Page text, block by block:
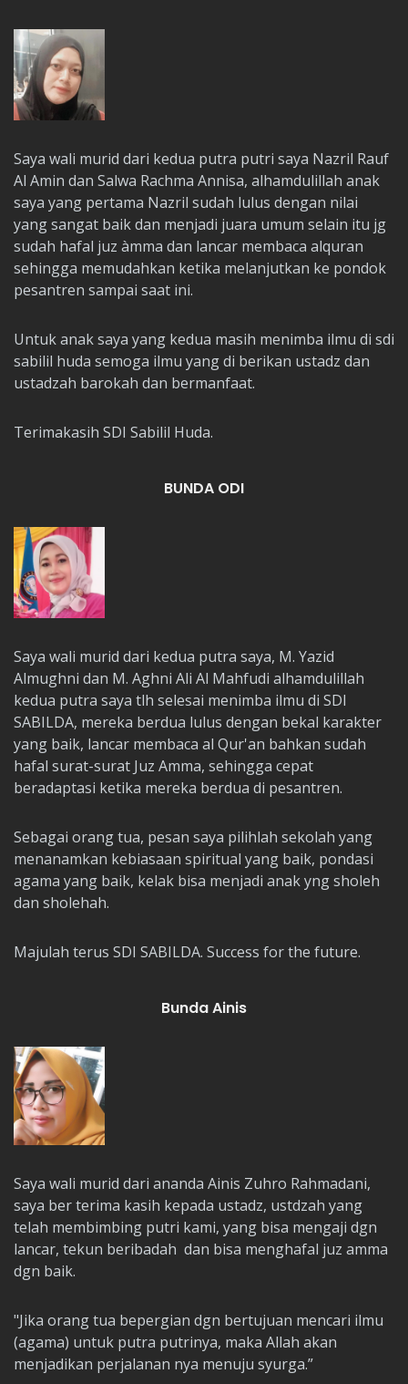
Saya wali murid dari kedua putra putri saya Nazril Rauf
Al Amin dan Salwa Rachma Annisa, alhamdulillah anak
saya yang pertama Nazril sudah lulus dengan nilai
yang sangat baik dan menjadi juara umum selain itu jg
sudah hafal juz àmma dan lancar membaca alquran
sehingga memudahkan ketika melanjutkan ke pondok
pesantren sampai saat ini.
Untuk anak saya yang kedua masih menimba ilmu di sdi
sabilil huda semoga ilmu yang di berikan ustadz dan
ustadzah barokah dan bermanfaat.
Terimakasih SDI Sabilil Huda.
BUNDA ODI
Saya wali murid dari kedua putra saya, M. Yazid
Almughni dan M. Aghni Ali Al Mahfudi alhamdulillah
kedua putra saya tlh selesai menimba ilmu di SDI
SABILDA, mereka berdua lulus dengan bekal karakter
yang baik, lancar membaca al Qur'an bahkan sudah
hafal surat-surat Juz Amma, sehingga cepat
beradaptasi ketika mereka berdua di pesantren.
Sebagai orang tua, pesan saya pilihlah sekolah yang
menanamkan kebiasaan spiritual yang baik, pondasi
agama yang baik, kelak bisa menjadi anak yng sholeh
dan sholehah.
Majulah terus SDI SABILDA. Success for the future.
Bunda Ainis
Saya wali murid dari ananda Ainis Zuhro Rahmadani,
saya ber terima kasih kepada ustadz, ustdzah yang
telah membimbing putri kami, yang bisa mengaji dgn
lancar, tekun beribadah dan bisa menghafal juz amma
dgn baik.
"Jika orang tua bepergian dgn bertujuan mencari ilmu
(agama) untuk putra putrinya, maka Allah akan
menjadikan perjalanan nya menuju syurga.”